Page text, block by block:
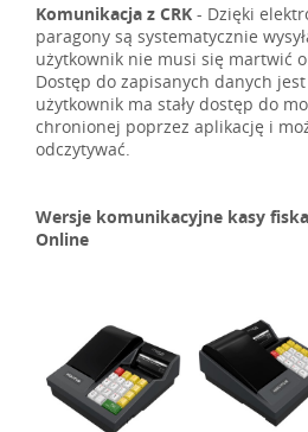
Komunikacja z CRK - Dzięki
paragony są systematycznie
użytkownik nie musi się martwić
Dostęp do zapisanych danych
użytkownik ma stały dostęp do
chronionej poprzez aplikację i
odczytywać.
Wersje komunikacyjne kasy
Online